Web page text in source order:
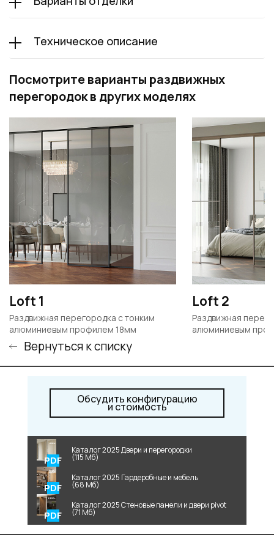
Техническое описание
Посмотрите варианты раздвижных
перегородок в других моделях
Loft 1
Раздвижная перегородка с тонким
алюминиевым профилем 18мм
Loft 2
Раздвижная
алюминиевым
Вернуться к списку
Обсудить конфигурацию
и стоимость
Каталог 2025 Двери и перегородки
(115 Мб)
Каталог 2025 Гардеробные и мебель
(68 Мб)
Каталог 2025 Стеновые панели и двери pivot
(71 Мб)